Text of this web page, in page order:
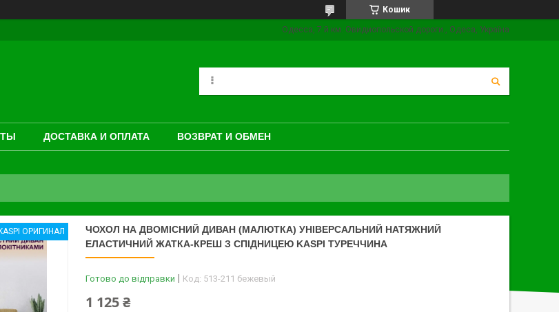
Кошик
Одесса, 7 й км. Овидиопольской дороги., Одеса, Україна
ДОСТАВКА И ОПЛАТА ВОЗВРАТ И ОБМЕН
KASPI ОРИГИНАЛ
ЧОХОЛ НА ДВОМІСНИЙ ДИВАН (МАЛЮТКА) УНІВЕРСАЛЬНИЙ НАТЯЖНИЙ
ЕЛАСТИЧНИЙ ЖАТКА-КРЕШ З СПІДНИЦЕЮ KASPI ТУРЕЧЧИНА
Готово до відправки Код: 513-211 бежевый
1 125 ₴